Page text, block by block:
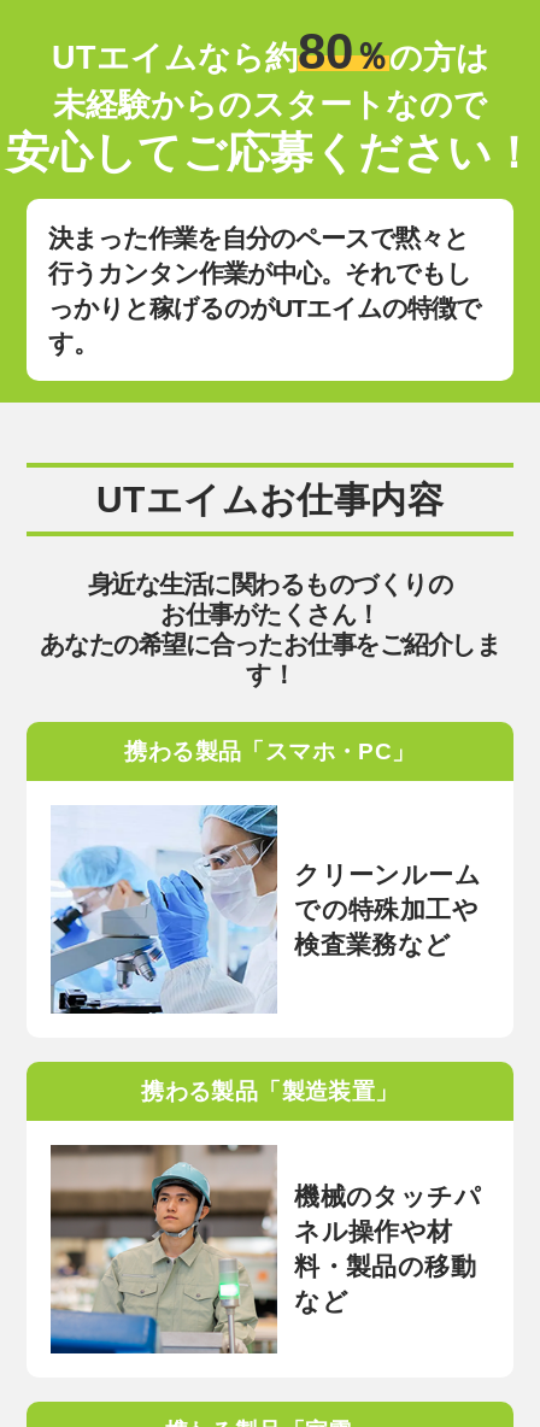
UTエイムなら約80％の方は
未経験からのスタートなので
安心してご応募ください！
決まった作業を自分のペースで黙々と
行うカンタン作業が中心。それでもし
っかりと稼げるのがUTエイムの特徴で
す。
UTエイムお仕事内容
身近な生活に関わるものづくりの
お仕事がたくさん！
あなたの希望に合ったお仕事をご紹介しま
す！
携わる製品「スマホ・PC」
クリーンルーム
での特殊加工や
検査業務など
携わる製品「製造装置」
機械のタッチパ
ネル操作や材
料・製品の移動
など